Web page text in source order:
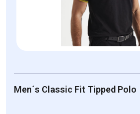
Men´s Classic Fit Tipped Polo